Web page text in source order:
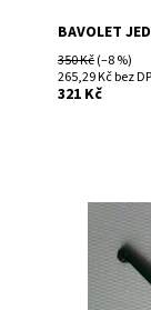
BAVOLET
350 Kč(–8 %)
265,29 Kč bez
321 Kč
ostnatého
Provedení AL